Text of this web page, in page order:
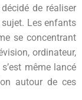
de réaliser
Les enfants
se concentrant
ordinateur,
même lancé
autour de ces